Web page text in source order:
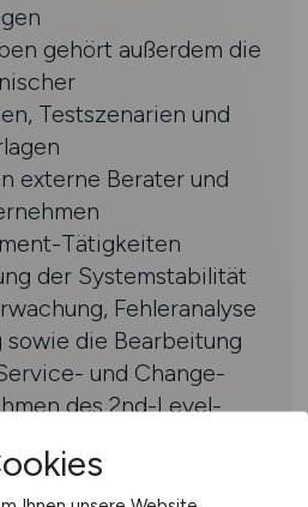
gehört außerdem die
Testszenarien und
externe Berater und
Tätigkeiten
der Systemstabilität
Fehleranalyse
die Bearbeitung
und Change-
des 2nd-Level-
ab